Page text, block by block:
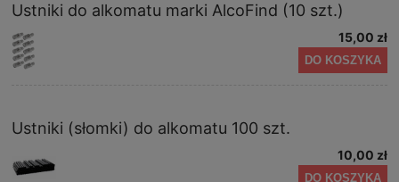
Ustniki do alkomatu marki AlcoFind (10 szt.)
15,00 zł
DO KOSZYKA
Ustniki (słomki) do alkomatu 100 szt.
10,00 zł
DO KOSZYKA